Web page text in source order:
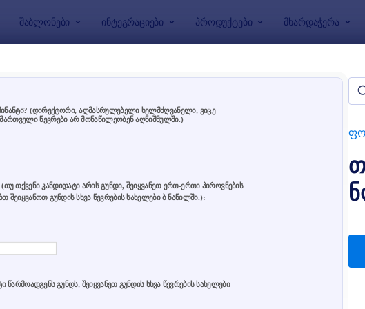
შაბლონები ინტეგრაციები პროდუქტები მხარდაჭერა
ხმის მიცემის ფორმები
5 შაბლონები
: